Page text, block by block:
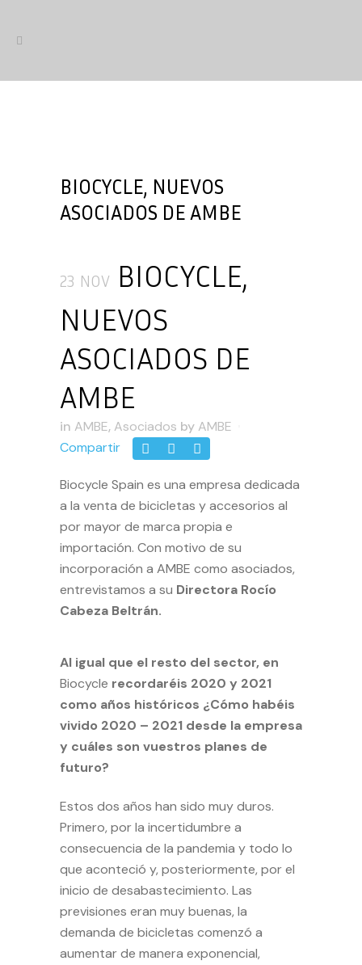
BIOCYCLE, NUEVOS
ASOCIADOS DE AMBE
23 NOV BIOCYCLE,
NUEVOS
ASOCIADOS DE
AMBE
in AMBE, Asociados by AMBE
Compartir
Biocycle Spain es una empresa dedicada
a la venta de bicicletas y accesorios al
por mayor de marca propia e
importación. Con motivo de su
incorporación a AMBE como asociados,
entrevistamos a su Directora Rocío
Cabeza Beltrán.
Al igual que el resto del sector, en
Biocycle recordaréis 2020 y 2021
como años históricos ¿Cómo habéis
vivido 2020 – 2021 desde la empresa
y cuáles son vuestros planes de
futuro?
Estos dos años han sido muy duros.
Primero, por la incertidumbre a
consecuencia de la pandemia y todo lo
que aconteció y, posteriormente, por el
inicio de desabastecimiento. Las
previsiones eran muy buenas, la
demanda de bicicletas comenzó a
aumentar de manera exponencial,